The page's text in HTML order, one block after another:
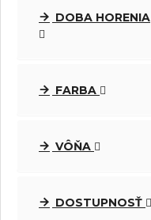
Chesapeake Bay
DOBA HORENIA
FARBA
VÔŇA
DOSTUPNOSŤ